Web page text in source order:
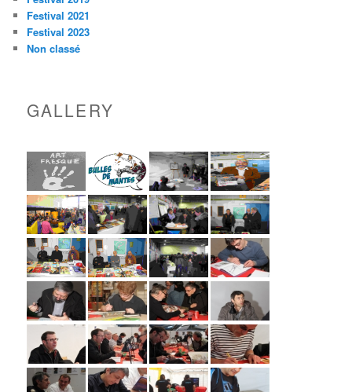
Festival 2021
Festival 2023
Non classé
GALLERY